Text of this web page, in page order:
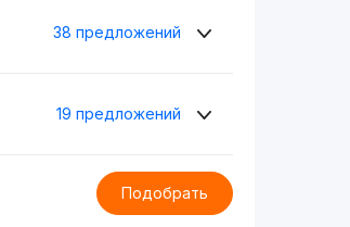
38 предложений
19 предложений
Подобрать